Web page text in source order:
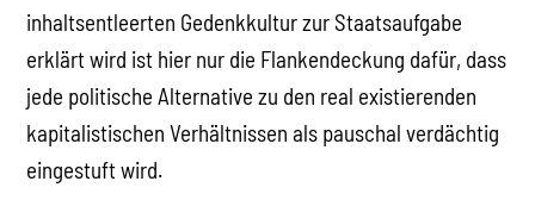
inhaltsentleerten Gedenkkultur zur Staatsaufgabe
erklärt wird ist hier nur die Flankendeckung dafür, dass
jede politische Alternative zu den real existierenden
kapitalistischen Verhältnissen als pauschal verdächtig
eingestuft wird.